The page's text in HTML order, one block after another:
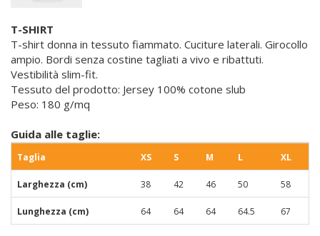
T-SHIRT
T-shirt donna in tessuto fiammato. Cuciture laterali. Girocollo
ampio. Bordi senza costine tagliati a vivo e ribattuti.
Vestibilità slim-fit.
Tessuto del prodotto: Jersey 100% cotone slub
Peso: 180 g/mq
Guida alle taglie:
Taglia XS S M L XL
Larghezza (cm) 38 42 46 50 58
Lunghezza (cm) 64 64 64 64.5 67